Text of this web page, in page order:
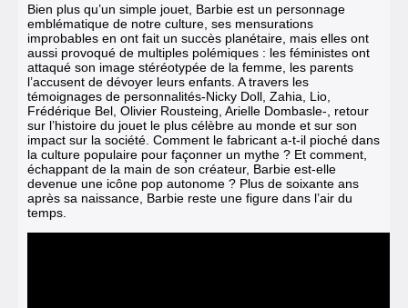
Bien plus qu’un simple jouet, Barbie est un personnage
emblématique de notre culture, ses mensurations
improbables en ont fait un succès planétaire, mais elles ont
aussi provoqué de multiples polémiques : les féministes ont
attaqué son image stéréotypée de la femme, les parents
l’accusent de dévoyer leurs enfants. A travers les
témoignages de personnalités-Nicky Doll, Zahia, Lio,
Frédérique Bel, Olivier Rousteing, Arielle Dombasle-, retour
sur l’histoire du jouet le plus célèbre au monde et sur son
impact sur la société. Comment le fabricant a-t-il pioché dans
la culture populaire pour façonner un mythe ? Et comment,
échappant de la main de son créateur, Barbie est-elle
devenue une icône pop autonome ? Plus de soixante ans
après sa naissance, Barbie reste une figure dans l’air du
temps.